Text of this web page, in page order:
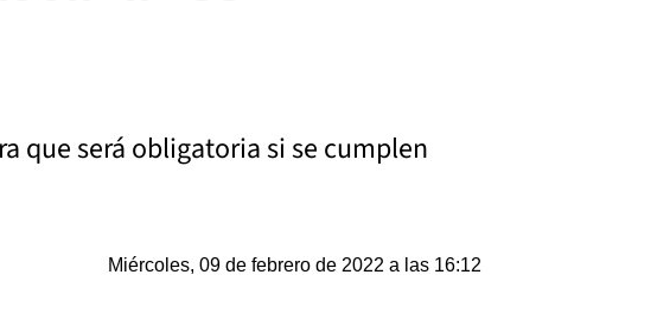
que será obligatoria si se cumplen
Miércoles, 09 de febrero de 2022 a las 16:12